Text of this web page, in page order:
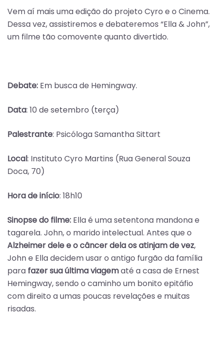
Vem aí mais uma edição do projeto Cyro e o Cinema.
Dessa vez, assistiremos e debateremos “Ella & John”,
um filme tão comovente quanto divertido.
Debate: Em busca de Hemingway.
Data: 10 de setembro (terça)
Palestrante: Psicóloga Samantha Sittart
Local: Instituto Cyro Martins (Rua General Souza
Doca, 70)
Hora de início: 18h10
Sinopse do filme: Ella é uma setentona mandona e
tagarela. John, o marido intelectual. Antes que o
Alzheimer dele e o câncer dela os atinjam de vez,
John e Ella decidem usar o antigo furgão da família
para fazer sua última viagematé a casa de Ernest
Hemingway, sendo o caminho um bonito epitáfio
com direito a umas poucas revelações e muitas
risadas.